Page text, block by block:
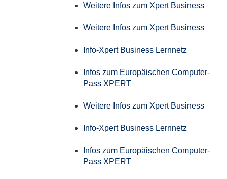
Weitere Infos zum Xpert Business
Weitere Infos zum Xpert Business
Info-Xpert Business Lernnetz
Infos zum Europäischen Computer-
Pass XPERT
Weitere Infos zum Xpert Business
Info-Xpert Business Lernnetz
Infos zum Europäischen Computer-
Pass XPERT